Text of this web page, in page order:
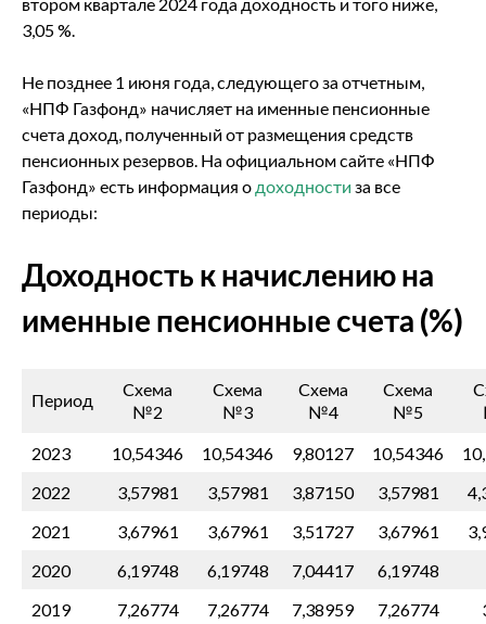
втором квартале 2024 года доходность и того ниже,
3,05 %.
Не позднее 1 июня года, следующего за отчетным,
«НПФ Газфонд» начисляет на именные пенсионные
счета доход, полученный от размещения средств
пенсионных резервов. На официальном сайте «НПФ
Газфонд» есть информация о доходности за все
периоды:
Доходность к начислению на
именные пенсионные счета (%)
Период
Схема
№2
Схема
№3
Схема
№4
Схема
№5
2023
10,54346 10,54346 9,80127 10,54346
2022
3,57981 3,57981 3,87150 3,57981
2021
3,67961 3,67961 3,51727 3,67961
2020
6,19748 6,19748 7,04417
6,19748
2019
7,26774 7,26774 7,38959 7,26774